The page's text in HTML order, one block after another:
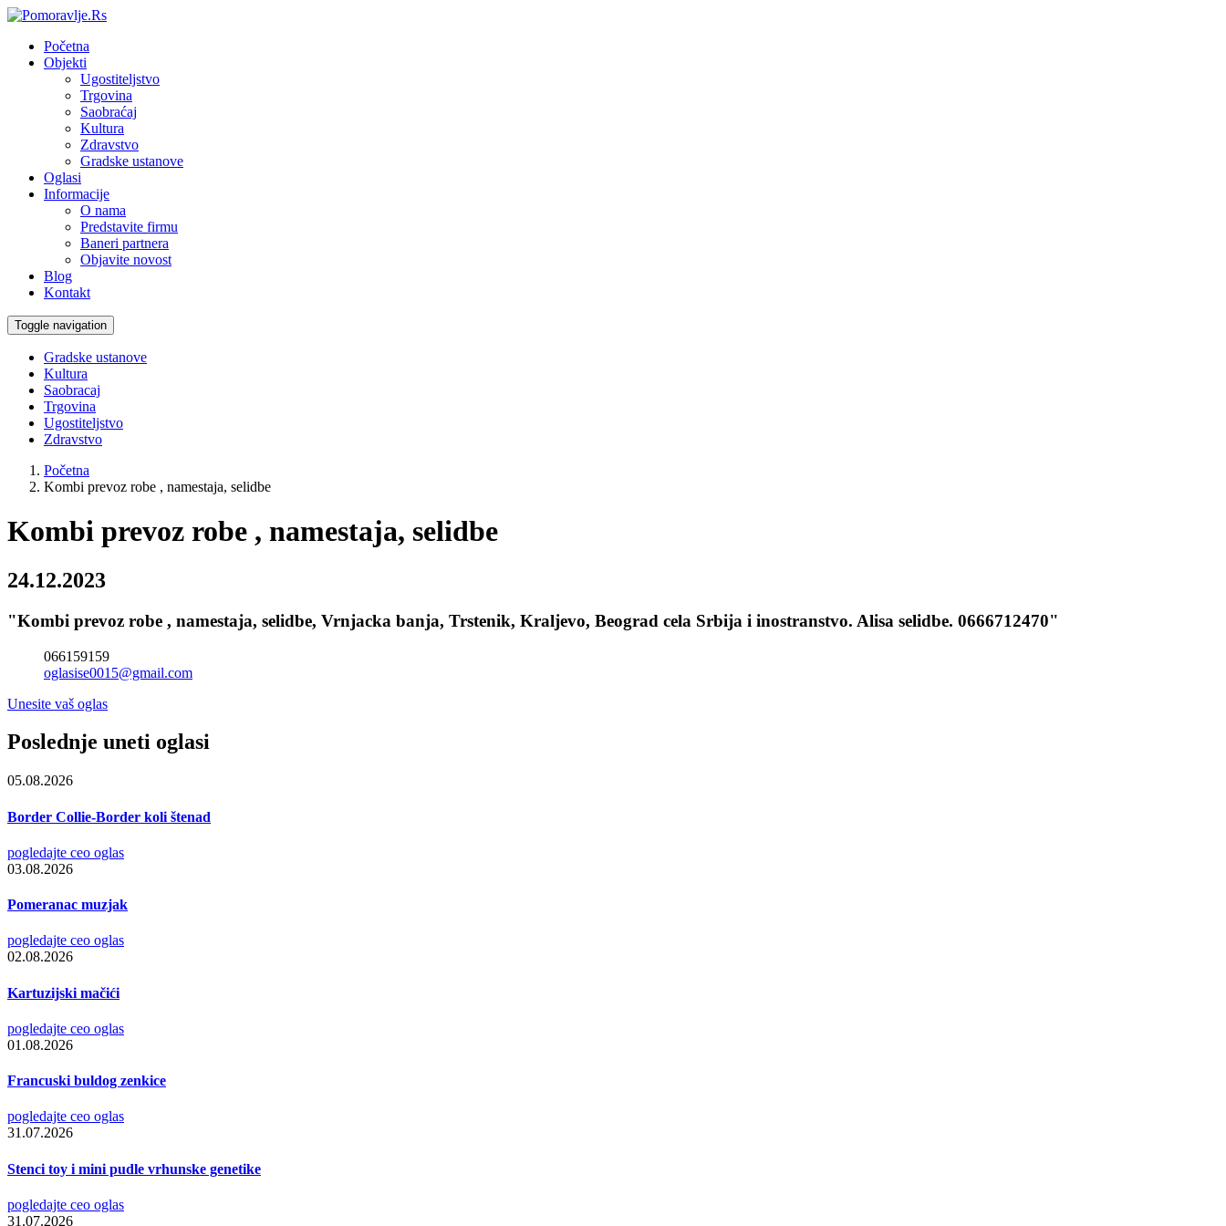
Početna
Objekti
Ugostiteljstvo
Trgovina
Saobraćaj
Kultura
Zdravstvo
Gradske ustanove
Oglasi
Informacije
O nama
Predstavite firmu
Baneri partnera
Objavite novost
Blog
Kontakt
Toggle navigation
Gradske ustanove
Kultura
Saobracaj
Trgovina
Ugostiteljstvo
Zdravstvo
Početna
Kombi prevoz robe , namestaja, selidbe
Kombi prevoz robe , namestaja, selidbe
24.12.2023
"Kombi prevoz robe , namestaja, selidbe, Vrnjacka banja, Trstenik, Kraljevo, Beograd cela Srbija i inostranstvo. Alisa selidbe. 0666712470"
066159159
oglasise0015@gmail.com
Unesite vaš oglas
Poslednje uneti oglasi
05.08.2026
Border Collie-Border koli štenad
pogledajte ceo oglas
03.08.2026
Pomeranac muzjak
pogledajte ceo oglas
02.08.2026
Kartuzijski mačići
pogledajte ceo oglas
01.08.2026
Francuski buldog zenkice
pogledajte ceo oglas
31.07.2026
Stenci toy i mini pudle vrhunske genetike
pogledajte ceo oglas
31.07.2026